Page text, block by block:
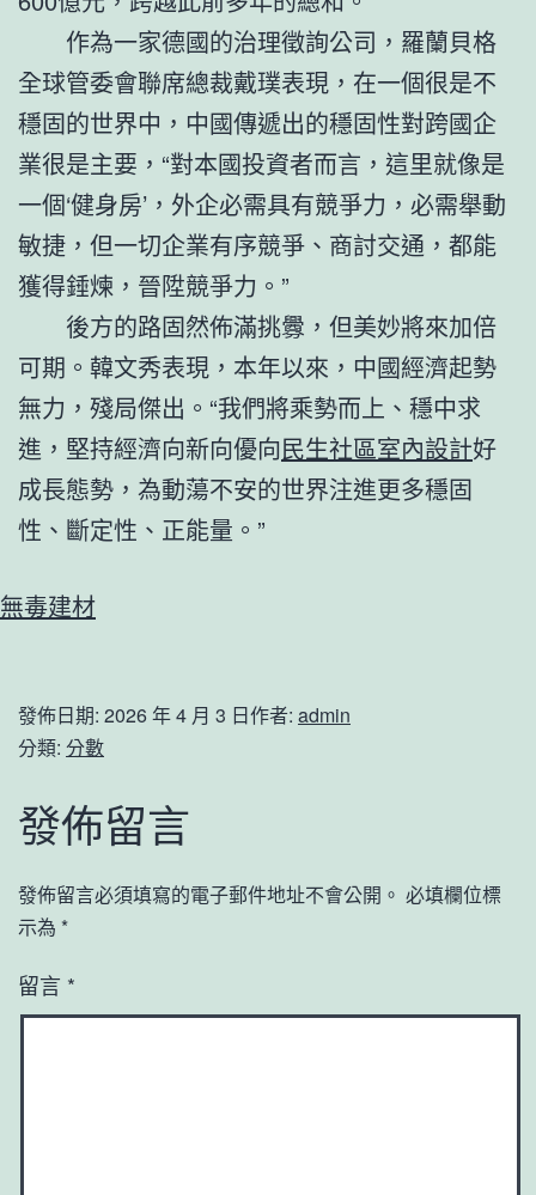
作為一家德國的治理徵詢公司，羅蘭貝格
全球管委會聯席總裁戴璞表現，在一個很是不
穩固的世界中，中國傳遞出的穩固性對跨國企
業很是主要，“對本國投資者而言，這里就像是
一個‘健身房’，外企必需具有競爭力，必需舉動
敏捷，但一切企業有序競爭、商討交通，都能
獲得錘煉，晉陞競爭力。”
後方的路固然佈滿挑釁，但美妙將來加倍
可期。韓文秀表現，本年以來，中國經濟起勢
無力，殘局傑出。“我們將乘勢而上、穩中求
進，堅持經濟向新向優向民生社區室內設計好
成長態勢，為動蕩不安的世界注進更多穩固
性、斷定性、正能量。”
無毒建材
發佈日期: 2026 年 4 月 3 日作者: admin
分類: 分數
發佈留言
發佈留言必須填寫的電子郵件地址不會公開。 必填欄位標
示為 *
留言 *